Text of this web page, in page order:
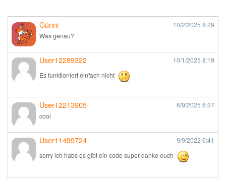
Günni 10/2/2025 8:29
Was genau?
User12289322 10/1/2025 8:19
Es funktioniert einfach nicht
User12213905 6/9/2025 6:37
cool
User11499724 9/9/2022 6:41
sorry ich habs es gibt ein code super danke euch